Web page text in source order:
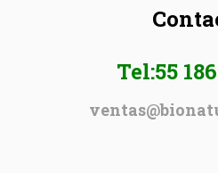
Tel:55